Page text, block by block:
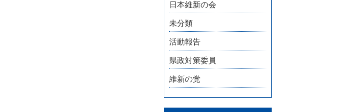
日本維新の会
未分類
活動報告
県政対策委員
維新の党